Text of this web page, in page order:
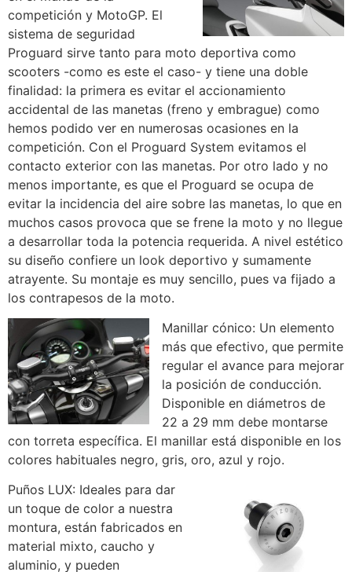
competición y MotoGP. El
sistema de seguridad
Proguard sirve tanto para moto deportiva como
scooters -como es este el caso- y tiene una doble
finalidad: la primera es evitar el accionamiento
accidental de las manetas (freno y embrague) como
hemos podido ver en numerosas ocasiones en la
competición. Con el Proguard System evitamos el
contacto exterior con las manetas. Por otro lado y no
menos importante, es que el Proguard se ocupa de
evitar la incidencia del aire sobre las manetas, lo que en
muchos casos provoca que se frene la moto y no llegue
a desarrollar toda la potencia requerida. A nivel estético
su diseño confiere un look deportivo y sumamente
atrayente. Su montaje es muy sencillo, pues va fijado a
los contrapesos de la moto.
Manillar cónico: Un elemento
más que efectivo, que permite
regular el avance para mejorar
la posición de conducción.
Disponible en diámetros de
22 a 29 mm debe montarse
con torreta específica. El manillar está disponible en los
colores habituales negro, gris, oro, azul y rojo.
Puños LUX: Ideales para dar
un toque de color a nuestra
montura, están fabricados en
material mixto, caucho y
aluminio, y pueden